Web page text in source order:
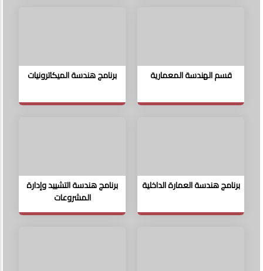
قسم الهندسة المعمارية برنامج هندسة الميكاترونيات
برنامج هندسة العمارة الداخلية
برنامج هندسة التشييد وإدارة
المشروعات